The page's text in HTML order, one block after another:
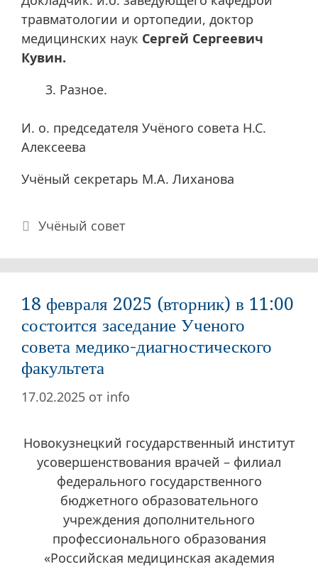
травматологии и ортопедии, доктор
медицинских наук Сергей Сергеевич
Кувин.
Разное.
И. о. председателя Учёного совета Н.С.
Алексеева
Учёный секретарь М.А. Лиханова
Рубрики
Учёный совет
18 февраля 2025 (вторник) в 11:00
состоится заседание Ученого
совета медико-диагностического
факультета
17.02.2025 от info
Новокузнецкий государственный институт
усовершенствования врачей – филиал
федерального государственного
бюджетного образовательного
учреждения дополнительного
профессионального образования
«Российская медицинская академия